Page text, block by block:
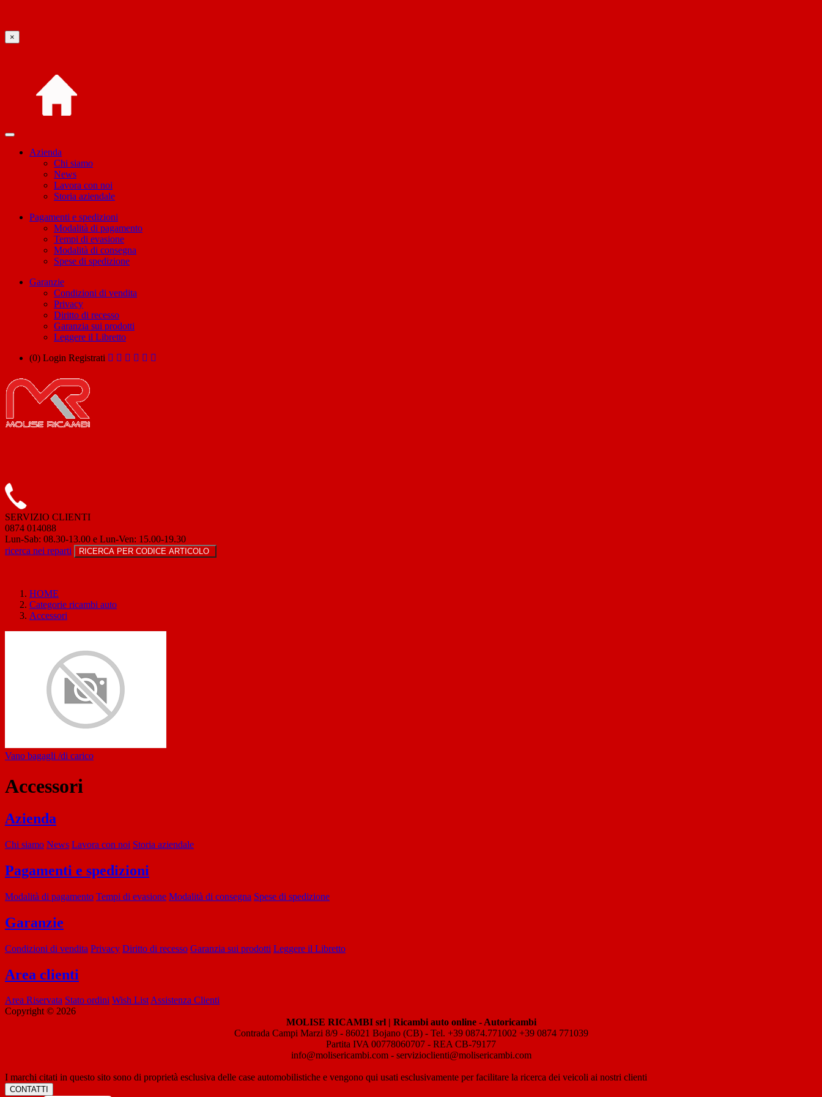
×
Azienda
Chi siamo
News
Lavora con noi
Storia aziendale
Pagamenti e spedizioni
Modalità di pagamento
Tempi di evasione
Modalità di consegna
Spese di spedizione
Garanzie
Condizioni di vendita
Privacy
Diritto di recesso
Garanzia sui prodotti
Leggere il Libretto
(0) Login Registrati
SERVIZIO CLIENTI
0874 014088
Lun-Sab: 08.30-13.00 e Lun-Ven: 15.00-19.30
ricerca nei reparti
RICERCA PER CODICE ARTICOLO
HOME
Categorie ricambi auto
Accessori
Vano bagagli /di carico
Accessori
Azienda
Chi siamo News Lavora con noi Storia aziendale
Pagamenti e spedizioni
Modalità di pagamento Tempi di evasione Modalità di consegna Spese di spedizione
Garanzie
Condizioni di vendita Privacy Diritto di recesso Garanzia sui prodotti Leggere il Libretto
Area clienti
Area Riservata Stato ordini Wish ListAssistenza Clienti
Copyright © 2026
MOLISE RICAMBI srl | Ricambi auto online - Autoricambi
Contrada Campi Marzi 8/9 - 86021 Bojano (CB) - Tel. +39 0874.771002 +39 0874 771039
Partita IVA 00778060707 - REA CB-79177
info@molisericambi.com - servizioclienti@molisericambi.com
I marchi citati in questo sito sono di proprietà esclusiva delle case automobilistiche e vengono qui usati esclusivamente per facilitare la ricerca dei veicoli ai nostri clienti
CONTATTI